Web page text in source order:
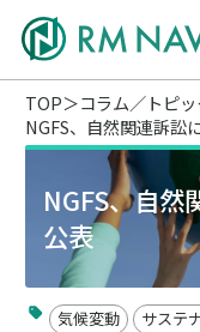
TOP
コラム／トピ
NGFS、自然関連訴訟
NGFS、自然
公表
気候変動
サステ